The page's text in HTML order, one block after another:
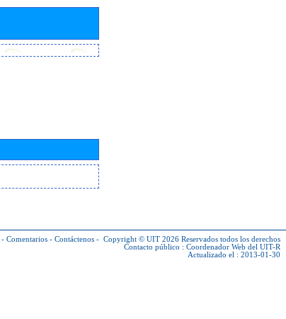
- Comentarios - Contáctenos - Copyright © UIT 2026 Reservados todos los derechos
Contacto público : Coordenador Web del UIT-R
Actualizado el : 2013-01-30